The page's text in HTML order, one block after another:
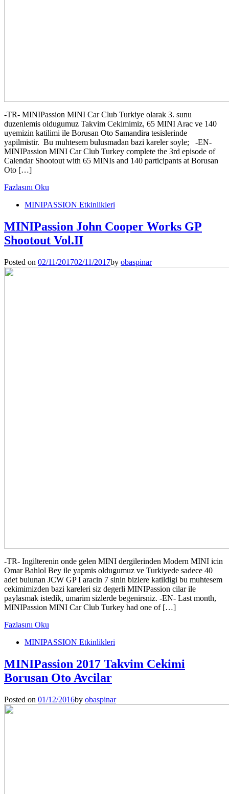
-TR- MINIPassion MINI Car Club Turkiye olarak 3. sunu
duzenlemis oldugumuz Takvim Cekimimiz, 65 MINI Arac ve 140
uyemizin katilimi ile Borusan Oto Samandira tesislerinde
yapilmistir. Bu muhtesem bulusmadan bazi kareler soyle; -EN-
MINIPassion MINI Car Club Turkey complete the 3rd episode of
Calendar Shootout with 65 MINIs and 140 participants at Borusan
Oto […]
Fazlasını Oku
MINIPASSION Etkinlikleri
MINIPassion John Cooper Works GP
Shootout Vol.II
Posted on 02/11/201702/11/2017by obaspinar
-TR- Ingilterenin onde gelen MINI dergilerinden Modern MINI icin
Omar Bahlol Bey ile yapmis oldugumuz ve Turkiyede sadece 40
adet bulunan JCW GP I aracin 7 sinin bizlere katildigi bu muhtesem
cekimimizden bazi kareleri siz degerli MINIPassion cilar ile
paylasmak istedik, umarim sizlerde begenirsniz. -EN- Last month,
MINIPassion MINI Car Club Turkey had one of […]
Fazlasını Oku
MINIPASSION Etkinlikleri
MINIPassion 2017 Takvim Cekimi
Borusan Oto Avcilar
Posted on 01/12/2016by obaspinar